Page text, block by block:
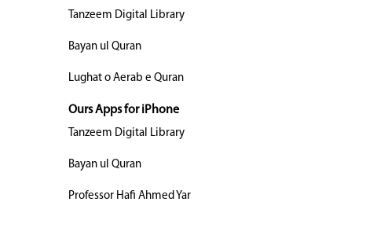
Tanzeem Digital Library
Bayan ul Quran
Lughat o Aerab e Quran
Ours Apps for iPhone
Tanzeem Digital Library
Bayan ul Quran
Professor Hafi Ahmed Yar